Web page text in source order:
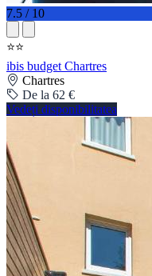
7.5 / 10
⭐⭐
ibis budget Chartres
Chartres
De la 62 €
Vedeți disponibilitatea